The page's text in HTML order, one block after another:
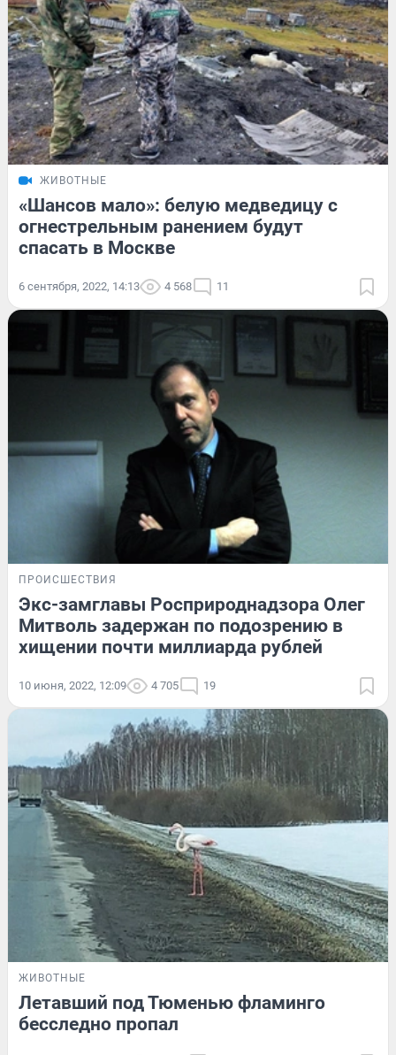
ЖИВОТНЫЕ
«Шансов мало»: белую медведицу с
огнестрельным ранением будут
спасать в Москве
6 сентября, 2022, 14:13 4 568 11
ПРОИСШЕСТВИЯ
Экс-замглавы Росприроднадзора Олег
Митволь задержан по подозрению в
хищении почти миллиарда рублей
10 июня, 2022, 12:09 4 705 19
ЖИВОТНЫЕ
Летавший под Тюменью фламинго
бесследно пропал